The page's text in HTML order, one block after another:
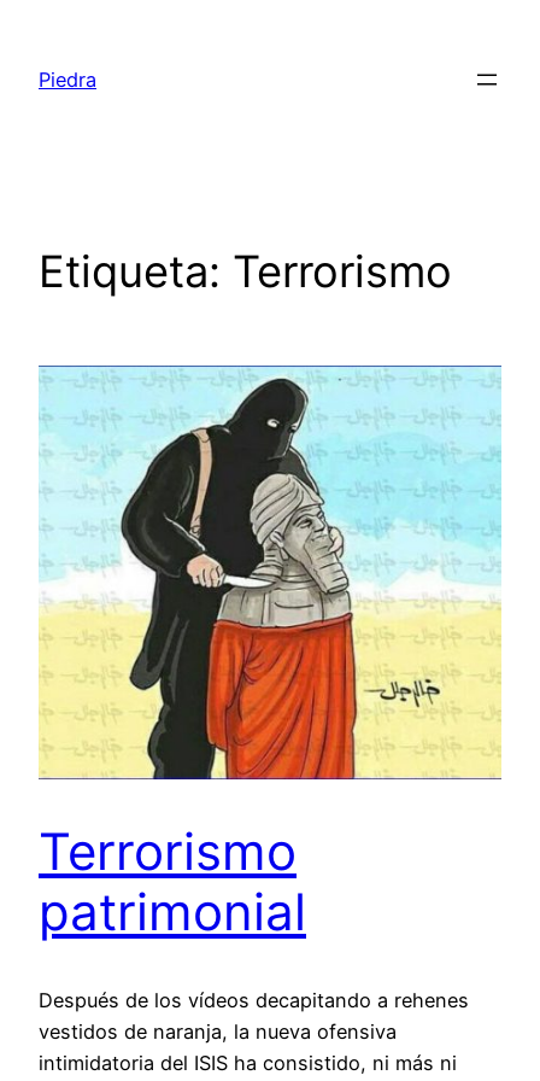
contenido
Piedra
Etiqueta: Terrorismo
Terrorismo
patrimonial
Después de los vídeos decapitando a rehenes
vestidos de naranja, la nueva ofensiva
intimidatoria del ISIS ha consistido, ni más ni